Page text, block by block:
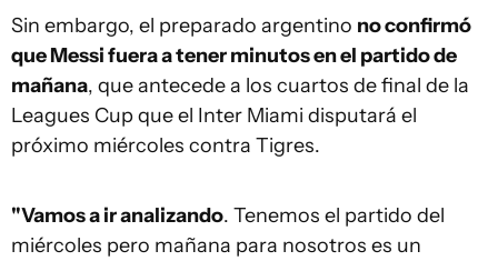
Sin embargo, el preparado argentino no confirmó
que Messi fuera a tener minutos en el partido de
mañana, que antecede a los cuartos de final de la
Leagues Cup que el Inter Miami disputará el
próximo miércoles contra Tigres.
"Vamos a ir analizando. Tenemos el partido del
miércoles pero mañana para nosotros es un